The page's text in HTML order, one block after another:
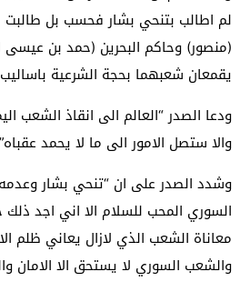
لم اطالب بتنحي بشار فحسب بل طالبت
(منصور) وحاكم البحرين (حمد بن عيسى
يقمعان شعبهما بحجة الشرعية باساليب
ودعا الصدر “العالم الى انقاذ الشعب
والا ستصل الامور الى ما لا يحمد
وشدد الصدر على ان “تنحي بشار
السوري المحب للسلام الا اني اجد ذلك
معاناة الشعب الذي لازال يعاني ظلم
والشعب السوري لا يستحق الا الامان